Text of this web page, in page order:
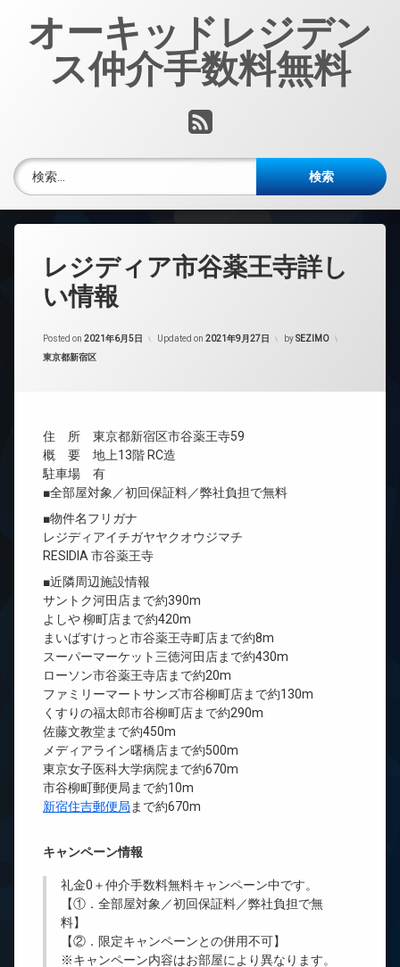
オーキッドレジデン
ス仲介手数料無料
RSS
検索:
レジディア市谷薬王寺詳し
い情報
Posted on 2021年6月5日 Updated on 2021年9月27日 bySEZIMO
カテゴリー:
東京都新宿区
住 所 東京都新宿区市谷薬王寺59
概 要 地上13階 RC造
駐車場 有
■全部屋対象／初回保証料／弊社負担で無料
■物件名フリガナ
レジディアイチガヤヤクオウジマチ
RESIDIA 市谷薬王寺
■近隣周辺施設情報
サントク河田店まで約390m
よしや 柳町店まで約420m
まいばすけっと市谷薬王寺町店まで約8m
スーパーマーケット三徳河田店まで約430m
ローソン市谷薬王寺店まで約20m
ファミリーマートサンズ市谷柳町店まで約130m
くすりの福太郎市谷柳町店まで約290m
佐藤文教堂まで約450m
メディアライン曙橋店まで約500m
東京女子医科大学病院まで約670m
市谷柳町郵便局まで約10m
新宿住吉郵便局 まで約670m
キャンペーン情報
礼金0 ＋仲介手数料無料キャンペーン中です。
【①．全部屋対象／初回保証料／弊社負担で無
料】
【②．限定キャンペーンとの併用不可】
※キャンペーン内容はお部屋により異なります。